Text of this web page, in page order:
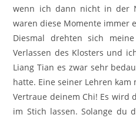
wenn ich dann nicht in der
waren diese Momente immer
Diesmal drehten sich
Verlassen des Klosters und
Liang Tian es zwar sehr
hatte. Eine seiner Lehren kam
Vertraue deinem Chi! Es
im Stich lassen. Solange du